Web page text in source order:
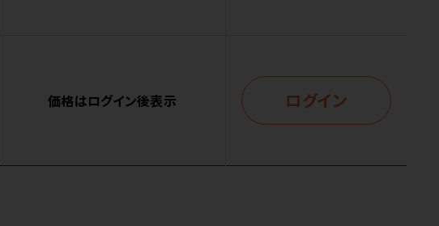
価格はログイン後表示 ログイン